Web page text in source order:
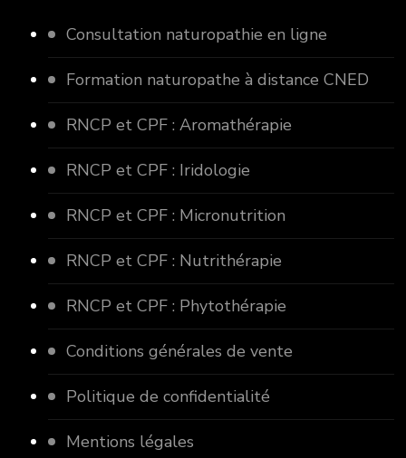
Consultation naturopathie en ligne
Formation naturopathe à distance CNED
RNCP et CPF : Aromathérapie
RNCP et CPF : Iridologie
RNCP et CPF : Micronutrition
RNCP et CPF : Nutrithérapie
RNCP et CPF : Phytothérapie
Conditions générales de vente
Politique de confidentialité
Mentions légales